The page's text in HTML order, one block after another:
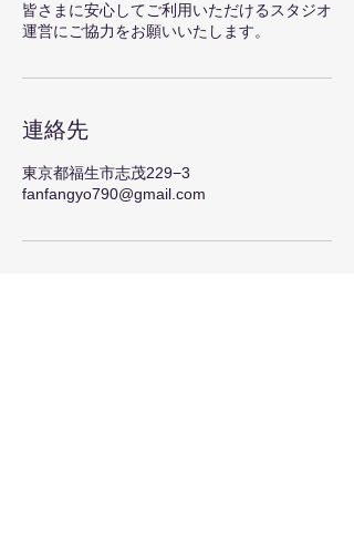
皆さまに安心してご利用いただけるスタジオ
運営にご協力をお願いいたします。
連絡先
東京都福生市志茂229−3
fanfangyo790@gmail.com